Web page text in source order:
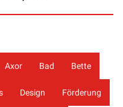
Axor Bad Bette
Design Förderung